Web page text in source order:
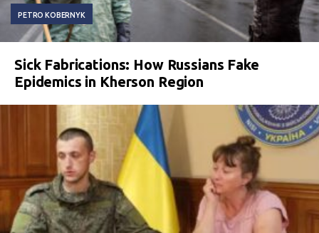
PETRO KOBERNYK
Sick Fabrications: How Russians Fake
Epidemics in Kherson Region